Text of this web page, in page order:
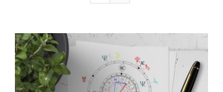
PRODUCTOS
ARTÍCULOS